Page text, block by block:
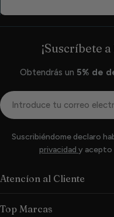
¡Suscríbete
Obtendrás un 5% de
Correo
electrónico
Suscribiéndome declaro
privacidad y acepto
Atencíon al Cliente
Top Marcas